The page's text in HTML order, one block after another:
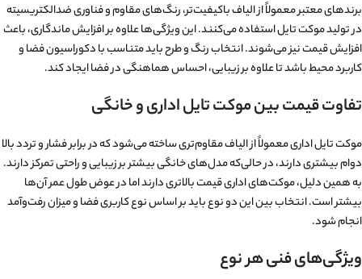
برندهای معتبر معمولاً از الیاف باکیفیت‌تر، رنگ‌های مقاوم و فناوری ضد‌الکتریسیته
در تولید موکت تایل استفاده می‌کنند. این ویژگی‌ها علاوه بر افزایش ماندگاری، باعث
افزایش قیمت نیز می‌شوند. انتخاب رنگ و طرح باید متناسب با دکوراسیون فضا و
کاربرد محیط باشد تا علاوه بر زیبایی، احساس هماهنگی در فضا ایجاد کند.
تفاوت قیمت بین موکت تایل اداری و خانگی
موکت تایل اداری معمولاً از الیاف مقاوم‌تری ساخته می‌شود که در برابر فشار و تردد بالا
دوام بیشتری دارند، در حالی‌که مدل‌های خانگی بیشتر بر زیبایی و راحتی تمرکز دارند.
به همین دلیل، موکت‌های اداری قیمت بالاتری دارند اما در عوض طول عمر آن‌ها
بیشتر است. انتخاب بین این دو نوع باید بر اساس نوع کاربری فضا و میزان رفت‌وآمد
انجام شود.
ویژگی‌های فنی هر نوع